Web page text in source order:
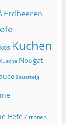
Erdbeeren
Kuchen
Nougat
Sauerteig
Hefe Zitronen